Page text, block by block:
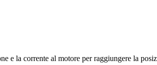
e la corrente al motore per raggiungere la